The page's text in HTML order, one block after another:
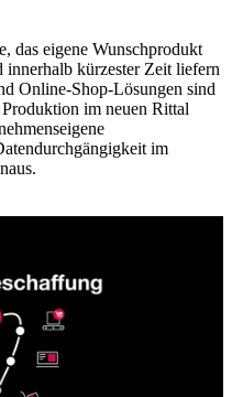
das eigene Wunschprodukt
innerhalb kürzester Zeit liefern
Online-Shop-Lösungen sind
im neuen Rittal
im